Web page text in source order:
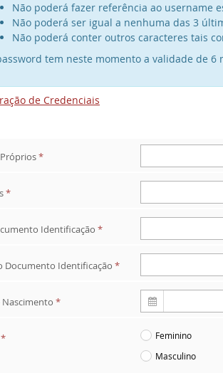
Não poderá fazer referência ao username
Não poderá ser igual a nenhuma das 3
Não poderá conter outros caracteres tais
tem neste momento a validade de 6
de Credenciais
*
*
Identificação *
Documento Identificação *
Nascimento *
*
Feminino
Masculino